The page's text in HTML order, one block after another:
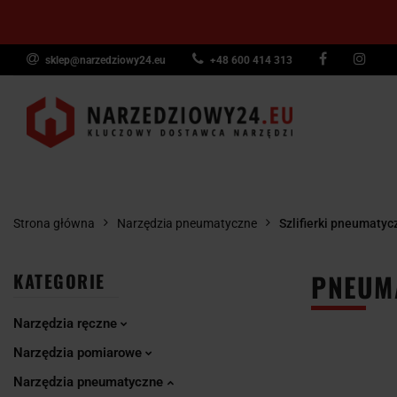
sklep@narzedziowy24.eu +48 600 414 313
Narzędzia
Narzędzia
Strona główna Narzędzia pneumatyczne Szlifierki
KATEGORIE
Narzędzia ręczne
Narzędzia pomiarowe
Narzędzia pneumatyczne